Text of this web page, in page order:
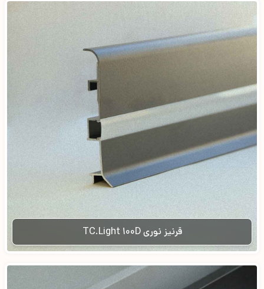
قرنیز نوری TC.Light 100D